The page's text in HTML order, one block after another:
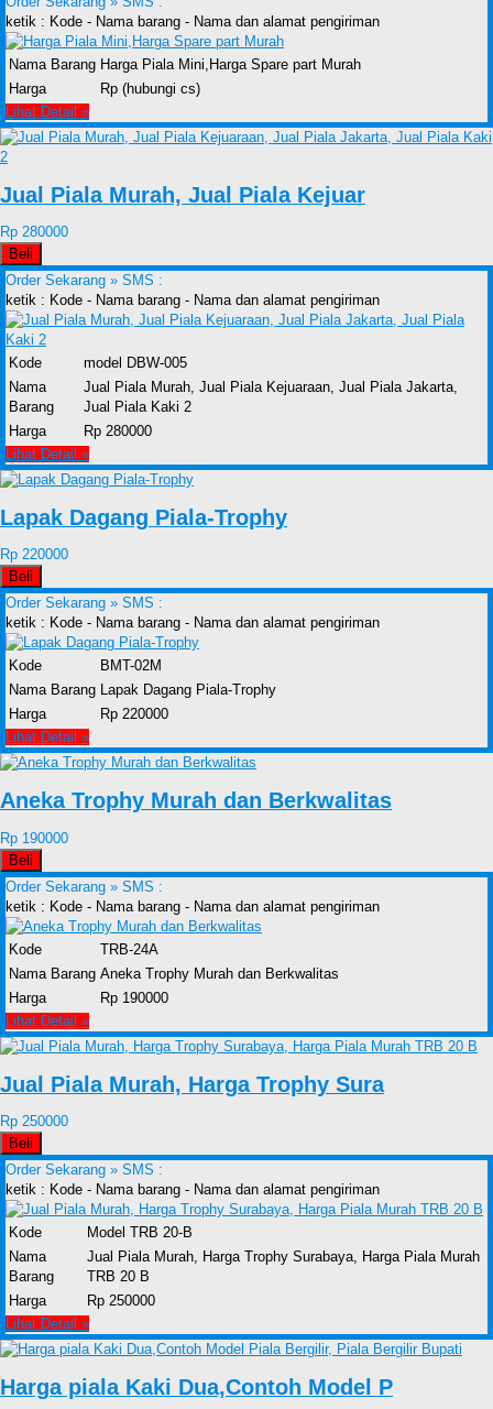
ketik : Kode - Nama barang - Nama dan alamat pengiriman
Nama Barang Harga Piala Mini,Harga Spare part Murah
Harga
Rp (hubungi cs)
Lihat Detail »
Jual Piala Murah, Jual Piala Kejuar
Rp 280000
Beli
Order Sekarang » SMS :
ketik : Kode - Nama barang - Nama dan alamat pengiriman
Kode
model DBW-005
Nama
Barang
Jual Piala Murah, Jual Piala Kejuaraan, Jual Piala Jakarta,
Jual Piala Kaki 2
Harga
Rp 280000
Lihat Detail »
Lapak Dagang Piala-Trophy
Rp 220000
Beli
Order Sekarang » SMS :
ketik : Kode - Nama barang - Nama dan alamat pengiriman
Kode
BMT-02M
Nama Barang Lapak Dagang Piala-Trophy
Harga
Rp 220000
Lihat Detail »
Aneka Trophy Murah dan Berkwalitas
Rp 190000
Beli
Order Sekarang » SMS :
ketik : Kode - Nama barang - Nama dan alamat pengiriman
Kode
TRB-24A
Nama Barang Aneka Trophy Murah dan Berkwalitas
Harga
Rp 190000
Lihat Detail »
Jual Piala Murah, Harga Trophy Sura
Rp 250000
Beli
Order Sekarang » SMS :
ketik : Kode - Nama barang - Nama dan alamat pengiriman
Kode
Model TRB 20-B
Nama
Barang
Jual Piala Murah, Harga Trophy Surabaya, Harga Piala Murah
TRB 20 B
Harga
Rp 250000
Lihat Detail »
Harga piala Kaki Dua,Contoh Model P